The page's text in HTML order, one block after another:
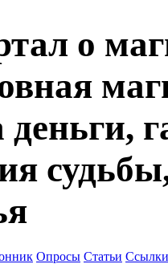
о
Опросы Статьи Ссылки